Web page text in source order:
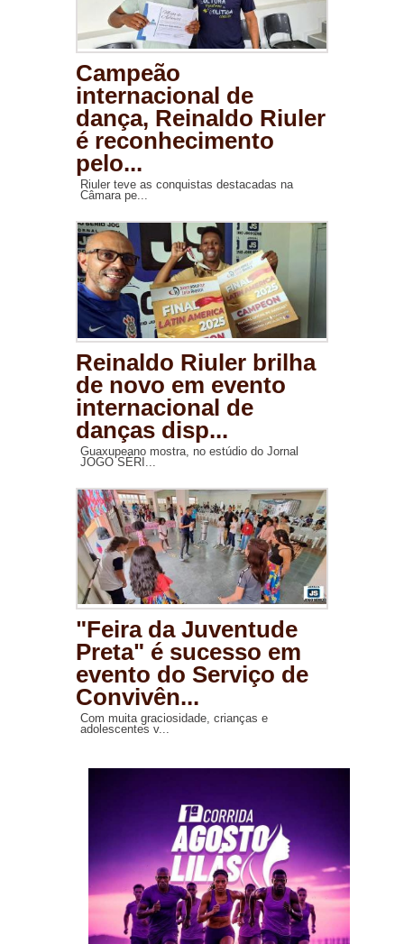
Campeão
internacional de
dança, Reinaldo Riuler
é reconhecimento
pelo...
Riuler teve as conquistas destacadas na
Câmara pe...
Reinaldo Riuler brilha
de novo em evento
internacional de
danças disp...
Guaxupeano mostra, no estúdio do Jornal
JOGO SÉRI...
"Feira da Juventude
Preta" é sucesso em
evento do Serviço de
Convivên...
Com muita graciosidade, crianças e
adolescentes v...